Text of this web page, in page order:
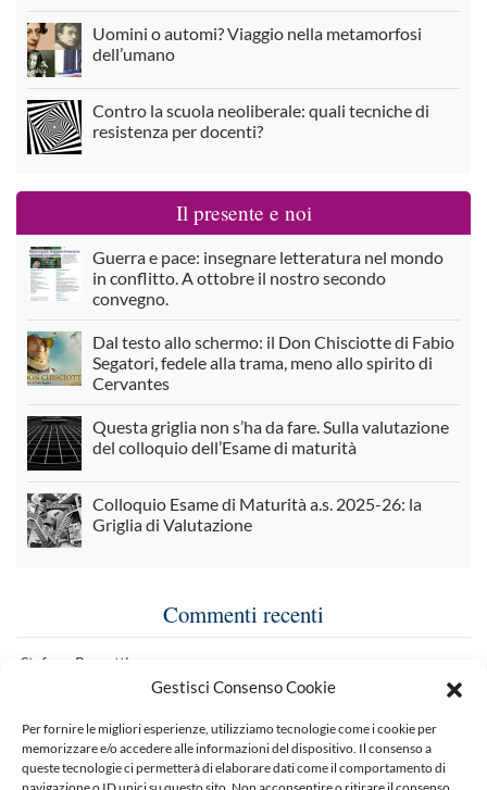
Gestisci Consenso Cookie
Per fornire le migliori esperienze, utilizziamo tecnologie come i cookie per
memorizzare e/o accedere alle informazioni del dispositivo. Il consenso a
queste tecnologie ci permetterà di elaborare dati come il comportamento di
Uomini o automi? Viaggio nella metamorfosi
dell’umano
Contro la scuola neoliberale: quali tecniche di
resistenza per docenti?
Il presente e noi
Guerra e pace: insegnare letteratura nel mondo
in conflitto. A ottobre il nostro secondo
convegno.
Dal testo allo schermo: il Don Chisciotte di Fabio
Segatori, fedele alla trama, meno allo spirito di
Cervantes
Questa griglia non s’ha da fare. Sulla valutazione
del colloquio dell’Esame di maturità
Colloquio Esame di Maturità a.s. 2025-26: la
Griglia di Valutazione
Commenti recenti
Stefano Rossetti
Gentile (si fa per dire) signor Barone, in effetti a Torino ha
cominciato a fare…